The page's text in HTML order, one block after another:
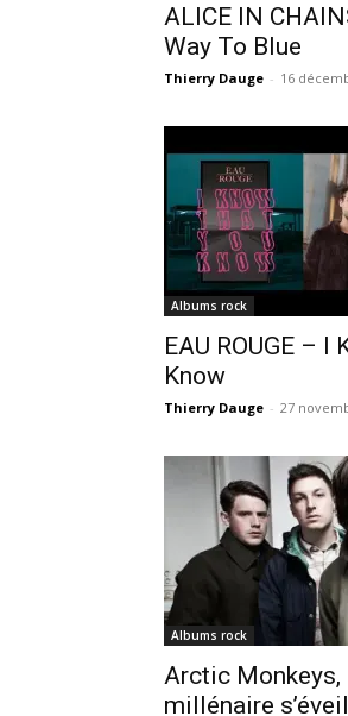
ALICE IN
Way To Blue
Thierry Dauge - 16
Albums rock
EAU ROUGE – I
Know
Thierry Dauge - 27
Albums rock
Arctic
millénaire